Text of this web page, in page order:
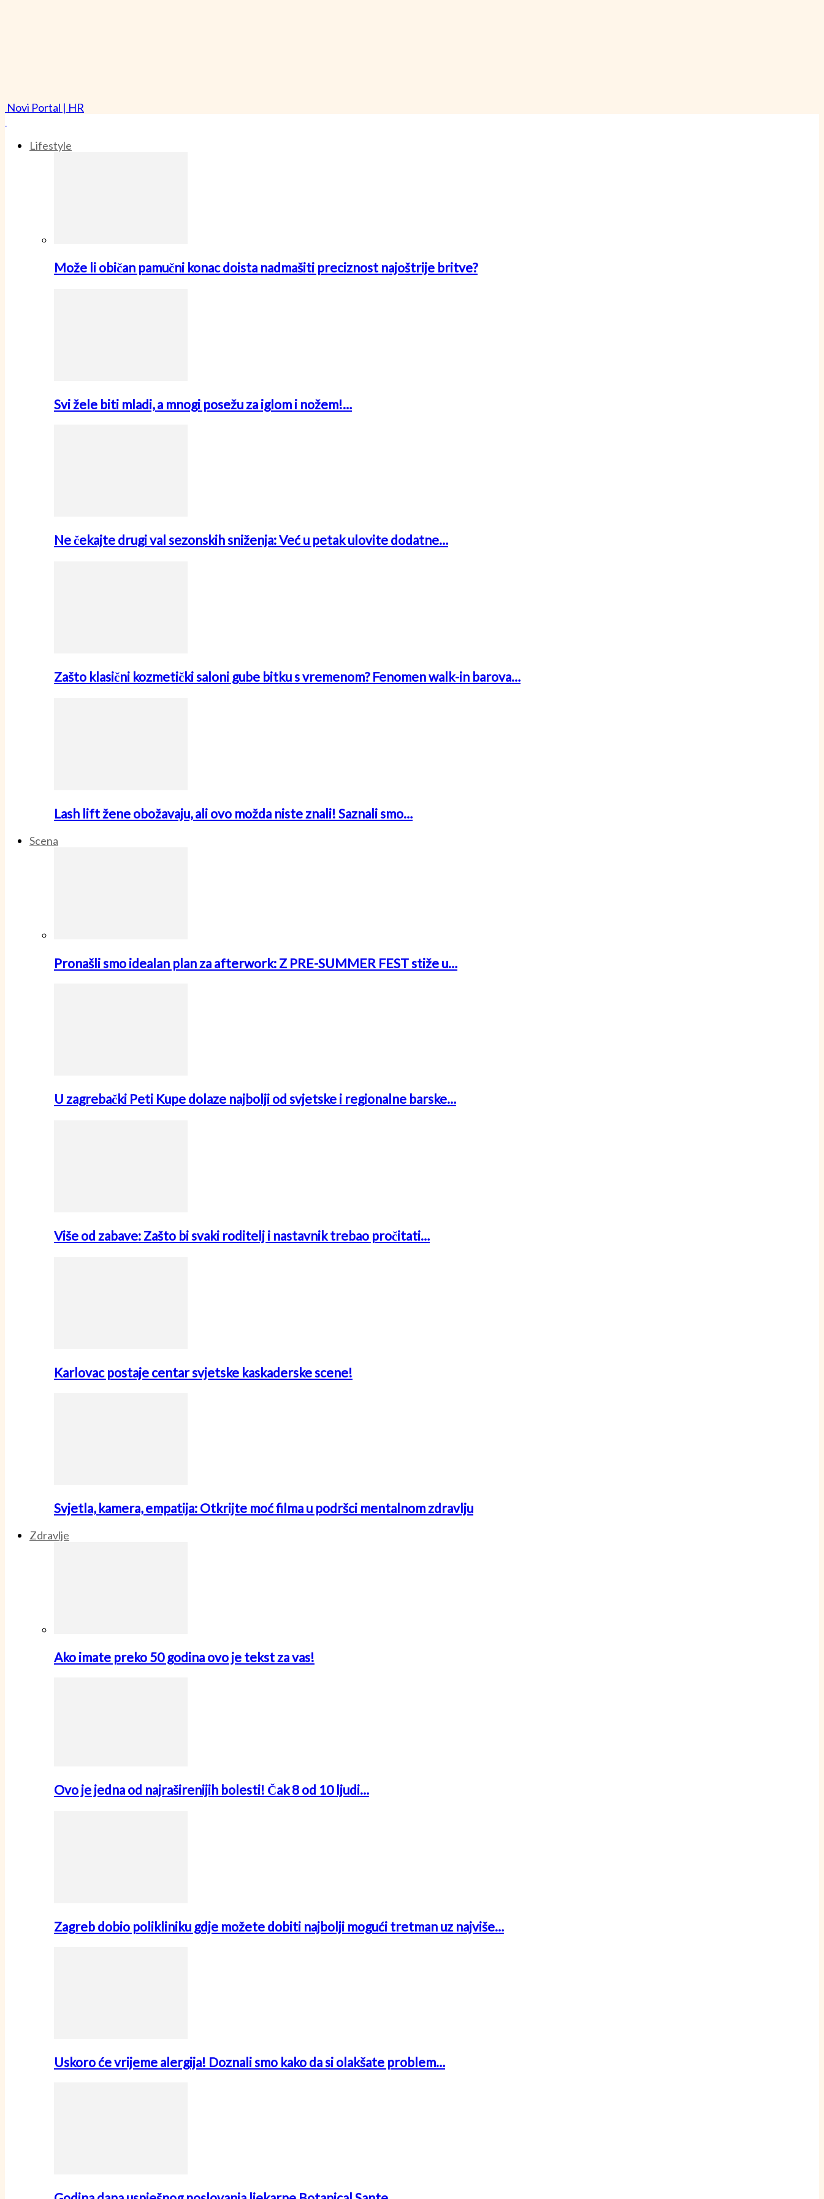
Novi Portal | HR
Lifestyle
Može li običan pamučni konac doista nadmašiti preciznost najoštrije britve?
Svi žele biti mladi, a mnogi posežu za iglom i nožem!…
Ne čekajte drugi val sezonskih sniženja: Već u petak ulovite dodatne…
Zašto klasični kozmetički saloni gube bitku s vremenom? Fenomen walk-in barova…
Lash lift žene obožavaju, ali ovo možda niste znali! Saznali smo…
Scena
Pronašli smo idealan plan za afterwork: Z PRE-SUMMER FEST stiže u…
U zagrebački Peti Kupe dolaze najbolji od svjetske i regionalne barske…
Više od zabave: Zašto bi svaki roditelj i nastavnik trebao pročitati…
Karlovac postaje centar svjetske kaskaderske scene!
Svjetla, kamera, empatija: Otkrijte moć filma u podršci mentalnom zdravlju
Zdravlje
Ako imate preko 50 godina ovo je tekst za vas!
Ovo je jedna od najraširenijih bolesti! Čak 8 od 10 ljudi…
Zagreb dobio polikliniku gdje možete dobiti najbolji mogući tretman uz najviše…
Uskoro će vrijeme alergija! Doznali smo kako da si olakšate problem…